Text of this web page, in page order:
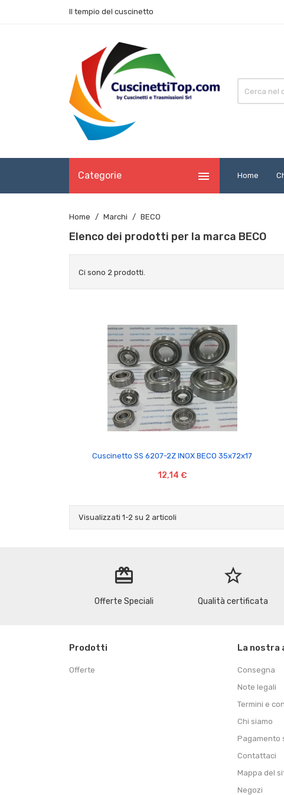
Il tempio del cuscinetto
Categorie  Home
Home Marchi BECO
Elenco dei prodotti per la marca BECO
Ci sono 2 prodotti.

Cuscinetto SS 6207-2Z INOX BECO 35x72x17
12,14 €
Visualizzati 1-2 su 2 articoli
redeem
Offerte Speciali
star_border
Qualità certificata
Prodotti
Offerte
La nostra
Consegna
Note legali
Termini e
Chi siamo
Pagamento
Contattaci
Mappa del
Negozi